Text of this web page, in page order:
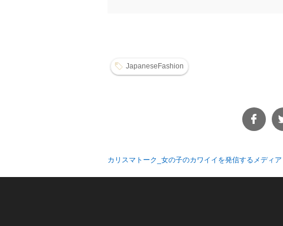
JapaneseFashion
カリスマトーク_女の子のカワイイを発信するメディア